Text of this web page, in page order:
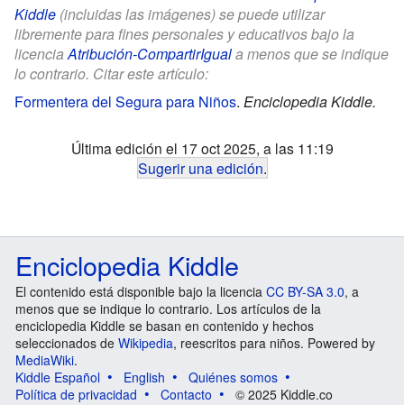
Kiddle (incluidas las imágenes) se puede utilizar
libremente para fines personales y educativos bajo la
licenciaAtribución-CompartirIguala menos que se indique
lo contrario. Citar este artículo:
Formentera del Segura para Niños. Enciclopedia Kiddle.
Última edición el 17 oct 2025, a las 11:19
Sugerir una edición.
Enciclopedia Kiddle
El contenido está disponible bajo la licencia CC BY-SA 3.0, a
menos que se indique lo contrario. Los artículos de la
enciclopedia Kiddle se basan en contenido y hechos
seleccionados de Wikipedia, reescritos para niños. Powered by
MediaWiki.
Kiddle Español
English
Quiénes somos
Política de privacidad
Contacto © 2025 Kiddle.co